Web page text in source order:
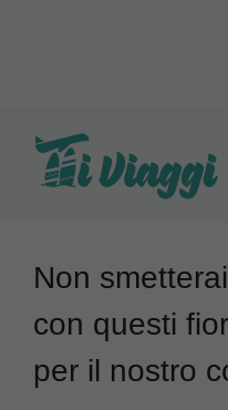
Non
con questi
per il nostro